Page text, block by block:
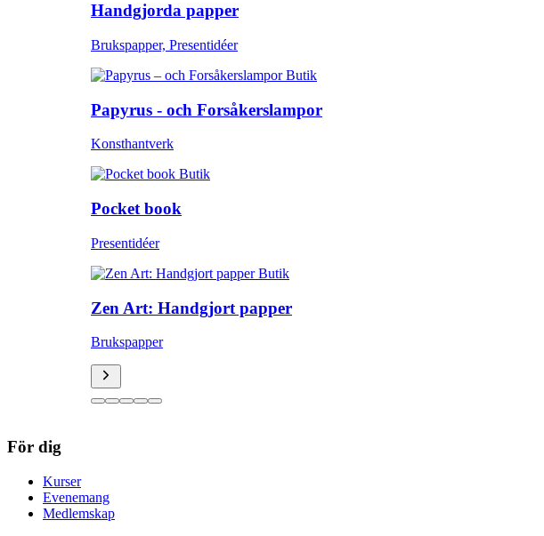
Handgjorda papper
Brukspapper, Presentidéer
Butik
Papyrus - och Forsåkerslampor
Konsthantverk
Butik
Pocket book
Presentidéer
Butik
Zen Art: Handgjort papper
Brukspapper
För dig
Kurser
Evenemang
Medlemskap